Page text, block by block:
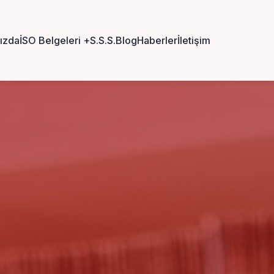
İSO Belgeleri +S.S.S.BlogHaberlerİletişim